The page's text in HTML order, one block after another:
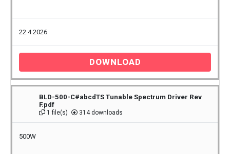
22.4.2026
DOWNLOAD
BLD-500-C#abcdTS Tunable Spectrum Driver Rev
F.pdf
1 file(s) 314 downloads
500W